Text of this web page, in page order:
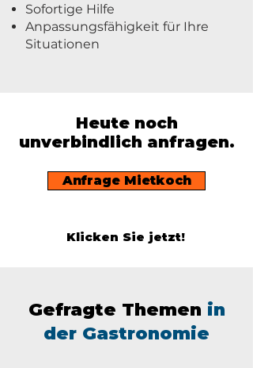
Sofortige Hilfe
Anpassungsfähigkeit für Ihre
Situationen
Heute noch
unverbindlich anfragen.
Anfrage Mietkoch
Klicken Sie jetzt!
Gefragte Themen in
der Gastronomie